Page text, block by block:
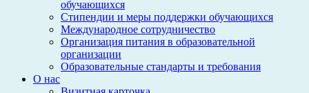
обучающихся
Стипендии и меры поддержки обучающихся
Международное сотрудничество
Организация питания в образовательной
организации
Образовательные стандарты и требования
О нас